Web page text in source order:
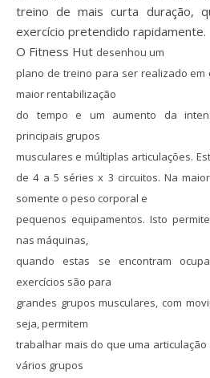
treino de mais curta duração,
exercício pretendido rapidamente.
O Fitness Hut desenhou um
plano de treino para ser realizado em
maior rentabilização
do tempo e um aumento da
principais grupos
musculares e múltiplas articulações.
de 4 a 5 séries x 3 circuitos. Na
somente o peso corporal e
pequenos equipamentos. Isto
nas máquinas,
quando estas se encontram
exercícios são para
grandes grupos musculares, com
seja, permitem
trabalhar mais do que uma
vários grupos